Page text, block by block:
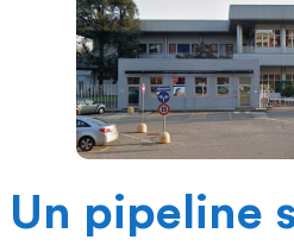
Un pipeline